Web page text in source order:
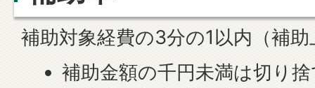
補助対象経費の3分の1以内（補
補助金額の千円未満は切り